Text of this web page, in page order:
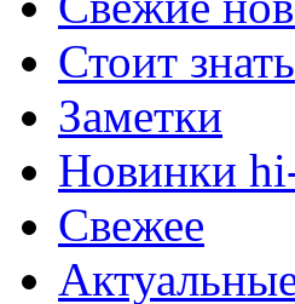
Стоит знать
Заметки
Новинки
Свежее